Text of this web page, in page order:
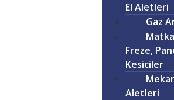
El Aletleri
Gaz
Freze,
Kesiciler
Aletleri